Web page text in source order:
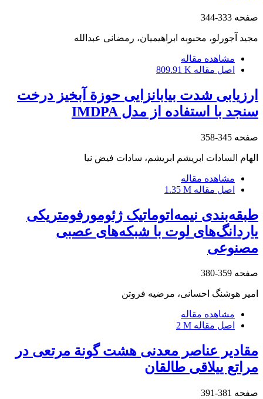
صفحه 333-344
مجید آجورلو، محبوبه ابراهیمیان، رمضانی عبدالله
مشاهده مقاله
اصل مقاله 809.91 K
ارزیابی شدت بیابان‏زایی حوزة آبخیز درخت
سنجد با استفاده از مدل IMDPA
صفحه 345-358
الهام السادات ابریشم ابریشم، سادات فیض نیا
مشاهده مقاله
اصل مقاله 1.35 M
طبقه‌بندی نیمه‌اتوماتیک ژئومورفومتریکی
یاردانگ‌های لوت با شبکه‌های عصبی
مصنوعی
صفحه 359-380
امیر هوشنگ احسانی، مرضیه فروتن
مشاهده مقاله
اصل مقاله 2 M
مقادیر عناصر معدنی هشت گونة مرتعی در
مراتع ییلاقی طالقان
صفحه 381-391